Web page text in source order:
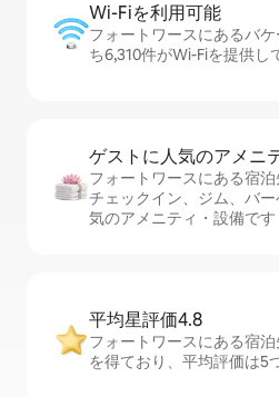
Wi-Fiを利⁠用⁠可⁠能
フォートワースにあるバ
ち6,310件がWi-Fiを提供し
ゲストに人⁠気⁠のア⁠メ⁠ニ⁠
フォートワースにある宿
チ⁠ェ⁠ッ⁠ク⁠イ⁠ン、ジム、バ
気のアメニティ・設備です
平均星評価4.8
フォートワースにある宿
を得ており、平均評価は5